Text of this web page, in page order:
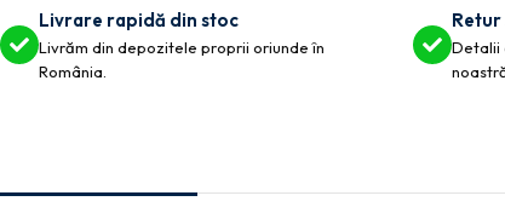
Livrare rapidă din stoc
Livrăm din depozitele proprii oriunde în
România.
Retur
Detalii